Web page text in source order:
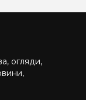
огляди,